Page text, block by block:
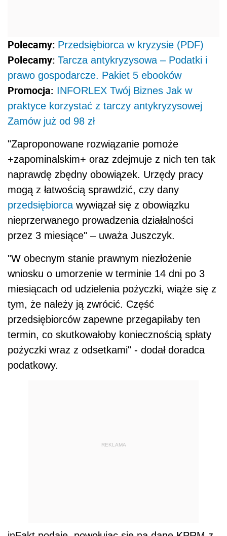
Polecamy: Przedsiębiorca w kryzysie (PDF)
Polecamy: Tarcza antykryzysowa – Podatki i
prawo gospodarcze. Pakiet 5 ebooków
Promocja: INFORLEX Twój Biznes Jak w
praktyce korzystać z tarczy antykryzysowej
Zamów już od 98 zł
"Zaproponowane rozwiązanie pomoże
+zapominalskim+ oraz zdejmuje z nich ten tak
naprawdę zbędny obowiązek. Urzędy pracy
mogą z łatwością sprawdzić, czy dany
przedsiębiorca wywiązał się z obowiązku
nieprzerwanego prowadzenia działalności
przez 3 miesiące" – uważa Juszczyk.
"W obecnym stanie prawnym niezłożenie
wniosku o umorzenie w terminie 14 dni po 3
miesiącach od udzielenia pożyczki, wiąże się z
tym, że należy ją zwrócić. Część
przedsiębiorców zapewne przegapiłaby ten
termin, co skutkowałoby koniecznością spłaty
pożyczki wraz z odsetkami" - dodał doradca
podatkowy.
REKLAMA